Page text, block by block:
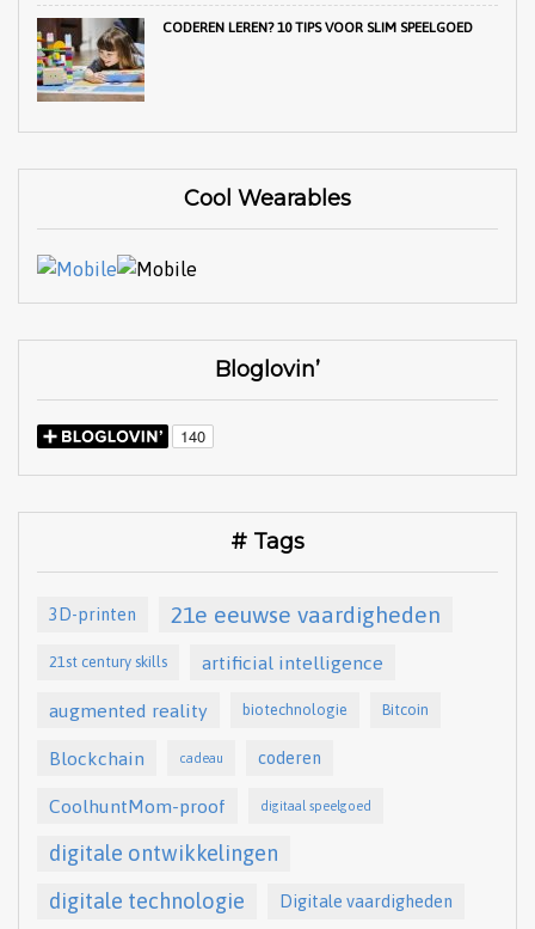
CODEREN LEREN? 10 TIPS VOOR SLIM SPEELGOED
Cool Wearables
Bloglovin’
# Tags
3D-printen 21e eeuwse vaardigheden
21st century skills artificial intelligence
augmented reality biotechnologie Bitcoin
Blockchain cadeau coderen
CoolhuntMom-proof digitaal speelgoed
digitale ontwikkelingen
digitale technologie
Digitale vaardigheden